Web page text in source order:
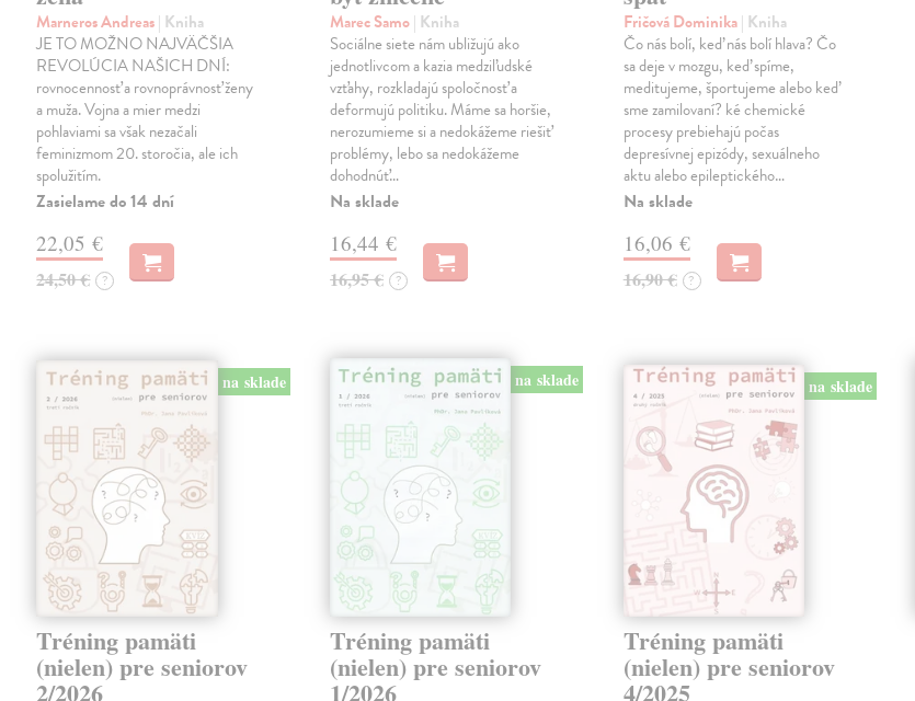
Marneros Andreas| Kniha
JE TO MOŽNO NAJVÄČŠIA
REVOLÚCIA NAŠICH DNÍ:
rovnocennosť a rovnoprávnosť ženy
a muža. Vojna a mier medzi
pohlaviami sa však nezačali
feminizmom 20. storočia, ale ich
spolužitím.
Zasielame do 14 dní
22,05 €
24,50 € ?
Marec Samo| Kniha
Sociálne siete nám ubližujú ako
jednotlivcom a kazia medziľudské
vzťahy, rozkladajú spoločnosť a
deformujú politiku. Máme sa horšie,
nerozumieme si a nedokážeme riešiť
problémy, lebo sa nedokážeme
dohodnúť…
Na sklade
16,44 €
16,95 € ?
Fričová Dominika| Kniha
Čo nás bolí, keď nás bolí hlava? Čo
sa deje v mozgu, keď spíme,
meditujeme, športujeme alebo keď
sme zamilovaní? ké chemické
procesy prebiehajú počas
depresívnej epizódy, sexuálneho
aktu alebo epileptického…
Na sklade
16,06 €
16,90 € ?
na sklade
Tréning pamäti
(nielen) pre seniorov
2/2026
na sklade
Tréning pamäti
(nielen) pre seniorov
1/2026
na sklade
Tréning pamäti
(nielen) pre seniorov
4/2025